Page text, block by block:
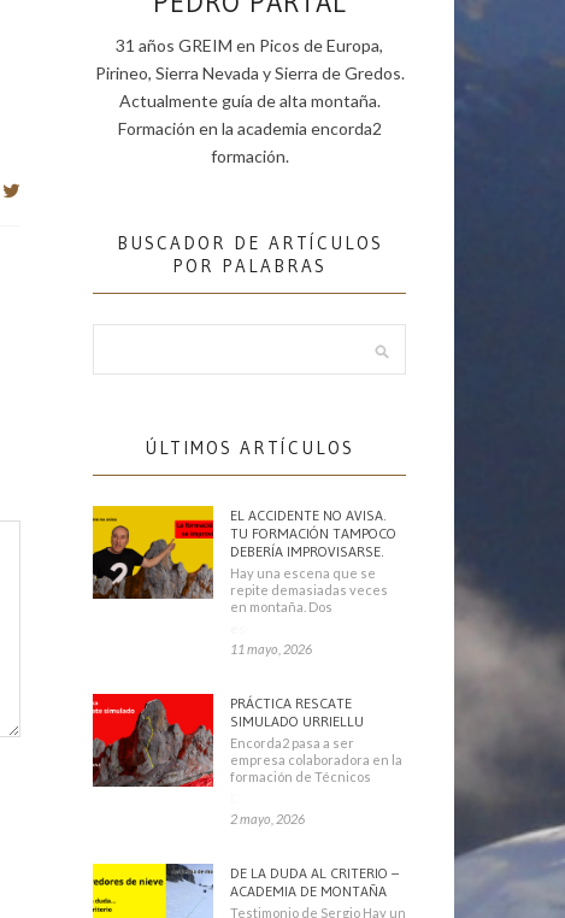
31 años GREIM en Picos de Europa,
Pirineo, Sierra Nevada y Sierra de Gredos.
Actualmente guía de alta montaña.
Formación en la academia encorda2
formación.
BUSCADOR DE ARTÍCULOS
POR PALABRAS
ÚLTIMOS ARTÍCULOS
EL ACCIDENTE NO AVISA.
TU FORMACIÓN TAMPOCO
DEBERÍA IMPROVISARSE.
Hay una escena que se
repite demasiadas veces
en montaña. Dos
11 mayo, 2026
PRÁCTICA RESCATE
SIMULADO URRIELLU
Encorda2 pasa a ser
empresa colaboradora en la
formación de Técnicos
2 mayo, 2026
DE LA DUDA AL CRITERIO –
ACADEMIA DE MONTAÑA
Testimonio de Sergio Hay un